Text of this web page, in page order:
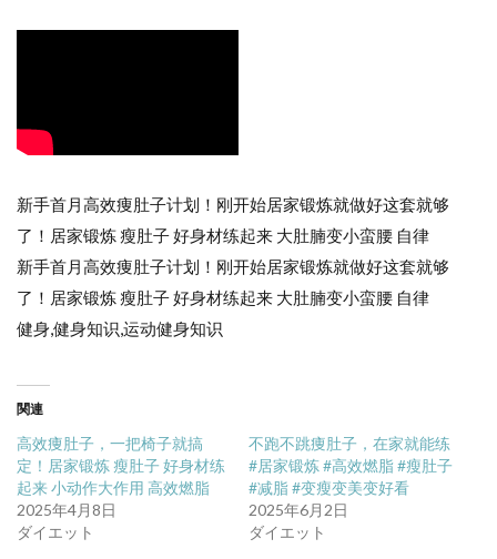
新手首月高效痩肚子计划！刚开始居家锻炼就做好这套就够
了！居家锻炼 瘦肚子 好身材练起来 大肚腩变小蛮腰 自律
新手首月高效痩肚子计划！刚开始居家锻炼就做好这套就够
了！居家锻炼 瘦肚子 好身材练起来 大肚腩变小蛮腰 自律
健身,健身知识,运动健身知识
関連
高效痩肚子，一把椅子就搞
定！居家锻炼 瘦肚子 好身材练
起来 小动作大作用 高效燃脂
2025年4月8日
ダイエット
不跑不跳痩肚子，在家就能练
#居家锻炼 #高效燃脂 #瘦肚子
#减脂 #变瘦变美变好看
2025年6月2日
ダイエット